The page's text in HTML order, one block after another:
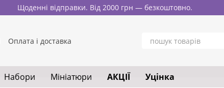
Щоденні відправки. Від 2000 грн — безкоштовно.
Оплата і доставка
Набори Мініатюри АКЦІЇ Уцінка